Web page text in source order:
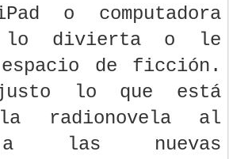
o computadora
lo divierta o le
de ficción.
lo que está
la radionovela al
las nuevas